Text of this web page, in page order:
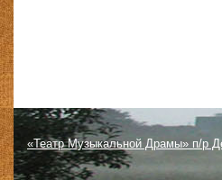
«Театр Музыкальной Драмы» п/р